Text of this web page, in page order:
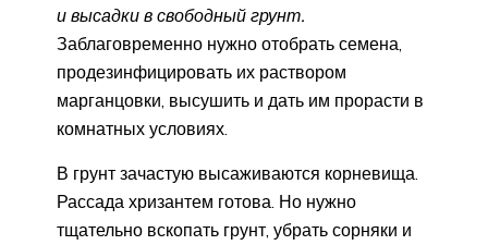
и высадки в свободный грунт.
Заблаговременно нужно отобрать семена,
продезинфицировать их раствором
марганцовки, высушить и дать им прорасти в
комнатных условиях.
В грунт зачастую высаживаются корневища.
Рассада хризантем готова. Но нужно
тщательно вскопать грунт, убрать сорняки и